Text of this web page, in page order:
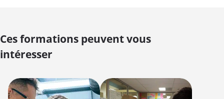
Ces formations peuvent vous
intéresser